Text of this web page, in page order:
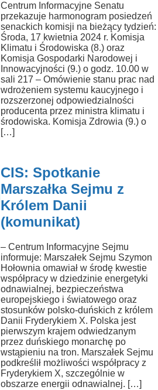
Centrum Informacyjne Senatu
przekazuje harmonogram posiedzeń
senackich komisji na bieżący tydzień:
Środa, 17 kwietnia 2024 r. Komisja
Klimatu i Środowiska (8.) oraz
Komisja Gospodarki Narodowej i
Innowacyjności (9.) o godz. 10.00 w
sali 217 – Omówienie stanu prac nad
wdrożeniem systemu kaucyjnego i
rozszerzonej odpowiedzialności
producenta przez ministra klimatu i
środowiska. Komisja Zdrowia (9.) o
[…]
CIS: Spotkanie
Marszałka Sejmu z
Królem Danii
(komunikat)
– Centrum Informacyjne Sejmu
informuje: Marszałek Sejmu Szymon
Hołownia omawiał w środę kwestie
współpracy w dziedzinie energetyki
odnawialnej, bezpieczeństwa
europejskiego i światowego oraz
stosunków polsko-duńskich z królem
Danii Fryderykiem X. Polska jest
pierwszym krajem odwiedzanym
przez duńskiego monarchę po
wstąpieniu na tron. Marszałek Sejmu
podkreślił możliwości współpracy z
Fryderykiem X, szczególnie w
obszarze energii odnawialnej. […]